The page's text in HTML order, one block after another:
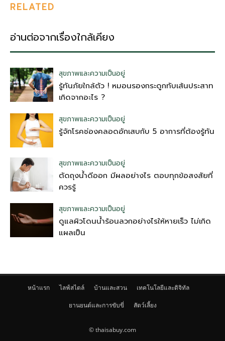
RELATED
อ่านต่อจากเรื่องใกล้เคียง
สุขภาพและความเป็นอยู่
รู้ทันภัยใกล้ตัว ! หมอนรองกระดูกทับเส้นประสาท
เกิดจากอะไร ?
สุขภาพและความเป็นอยู่
รู้จักโรคช่องคลอดอักเสบกับ 5 อาการที่ต้องรู้ทัน
สุขภาพและความเป็นอยู่
ตัดถุงน้ําดีออก มีผลอย่างไร ตอบทุกข้อสงสัยที่
ควรรู้
สุขภาพและความเป็นอยู่
ดูแลผิวโดนน้ำร้อนลวกอย่างไรให้หายเร็ว ไม่เกิด
แผลเป็น
หน้าแรก ไลฟ์สไตล์ บ้านและสวน เทคโนโลยีและดิจิทัล
ยานยนต์และการขับขี่ สัตว์เลี้ยง
© thaisabuy.com